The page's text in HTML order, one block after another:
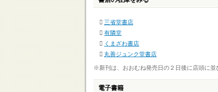
三省堂書店
有隣堂
くまざわ書店
丸善ジュンク堂書店
※新刊は、おおむね発売日の２日後に店頭に並
電子書籍